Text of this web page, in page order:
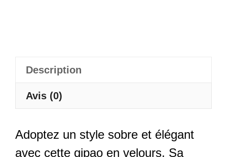
Description
Avis (0)
Adoptez un style sobre et élégant
avec cette qipao en velours. Sa